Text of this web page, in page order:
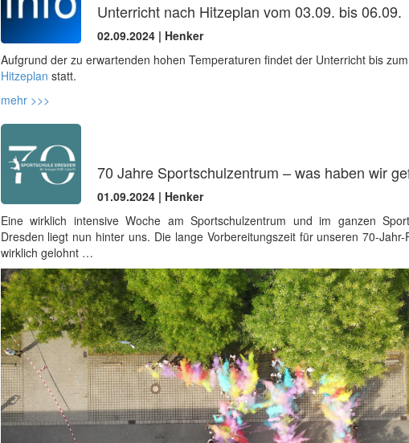
Unterricht nach Hitzeplan vom 03.09. bis 06.09.
02.09.2024 | Henker
Aufgrund der zu erwartenden hohen Temperaturen findet der Unterricht bis
Hitzeplan statt.
mehr >>>
70 Jahre Sportschulzentrum – was haben wir
01.09.2024 | Henker
Eine wirklich intensive Woche am Sportschulzentrum und im ganzen
Dresden liegt nun hinter uns. Die lange Vorbereitungszeit für unseren 70-
wirklich gelohnt …